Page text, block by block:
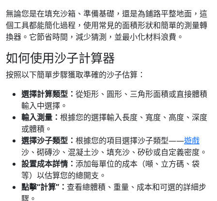
無論您是在填充沙箱、準備基礎，還是為鋪路平整地面，這
個工具都能簡化過程，使用常見的面積形狀和簡單的測量轉
換器。它節省時間，減少猜測，並最小化材料浪費。
如何使用沙子計算器
按照以下簡單步驟獲取準確的沙子估算：
選擇計算類型： 從矩形、圓形、三角形面積或直接體積
輸入中選擇。
輸入測量： 根據您的選擇輸入長度、寬度、高度、深度
或體積。
選擇沙子類型： 根據您的項目選擇沙子類型——遊戲
沙、砌磚沙、混凝土沙、填充沙、矽砂或自定義密度。
設置成本詳情： 添加每單位的成本（噸、立方碼、袋
等）以估算您的總開支。
點擊“計算”： 查看總體積、重量、成本和可選的詳細步
驟。